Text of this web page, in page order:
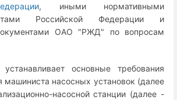
, иными нормативными
Российской Федерации и
ОАО "РЖД" по вопросам
основные требования
машиниста насосных установок (далее
насосной станции (далее -